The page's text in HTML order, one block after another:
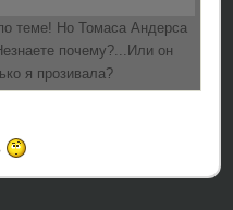
теме! Но Томаса Андерса
почему?...Или он
я прозивала?